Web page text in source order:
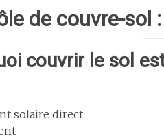
de couvre-sol
couvrir le sol
solaire direct